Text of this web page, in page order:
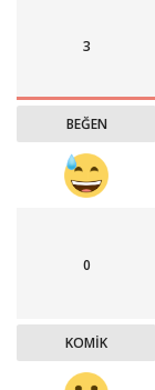
3
BEĞEN
0
KOMIK